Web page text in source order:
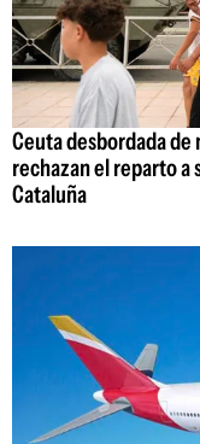
Ceuta desbordada de
rechazan el reparto a
Cataluña